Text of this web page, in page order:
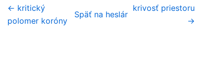
← kritický
polomer koróny
Späť na heslár
krivosť priestoru
→